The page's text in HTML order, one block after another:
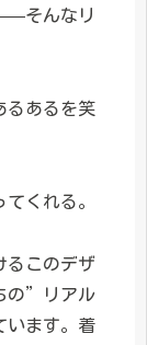
そんなリ
るあるを笑
くれる。
るこのデザ
の”リアル
います。着